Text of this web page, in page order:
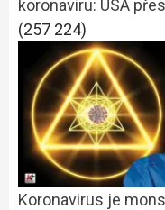
koronaviru: USA
(257 224)
Koronavirus je